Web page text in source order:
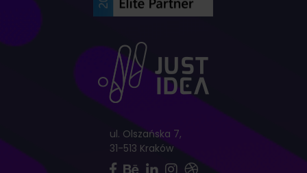
ul. Olszańska 7,
31-513 Kraków